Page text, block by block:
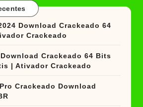
Download Crackeado 64
Crackeado
Crackeado 64 Bits
| Ativador Crackeado
Crackeado Download